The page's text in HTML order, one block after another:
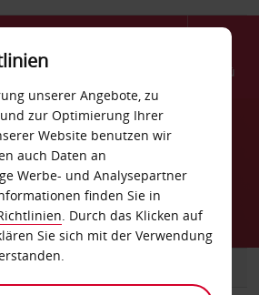
Menü
Stadt
unserer Angebote, zu
zur Optimierung Ihrer
Website benutzen wir
auch Daten an
Werbe- und Analysepartner
finden Sie in
. Durch das Klicken auf
Sie sich mit der Verwendung